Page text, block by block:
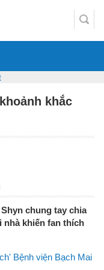
khắc
chung tay chia
nhà khiến fan thích
Bệnh viện Bạch Mai